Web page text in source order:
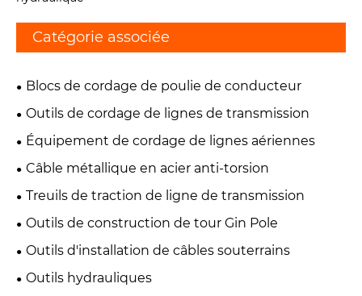
Catégorie associée
Blocs de cordage de poulie de conducteur
Outils de cordage de lignes de transmission
Équipement de cordage de lignes aériennes
Câble métallique en acier anti-torsion
Treuils de traction de ligne de transmission
Outils de construction de tour Gin Pole
Outils d'installation de câbles souterrains
Outils hydrauliques